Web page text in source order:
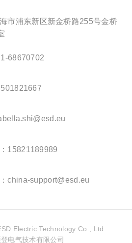
市浦东新区新金桥路255号金桥
68670702
15821189989
china-support@esd.eu
Electric Technology Co., Ltd.
登电气技术有限公司